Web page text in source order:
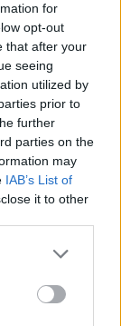
for
opt-out
that after your
seeing
utilized by
prior to
further
parties on the
may
IAB’s List of
it to other
Google
may click to
tags to
και
της
των
του
των